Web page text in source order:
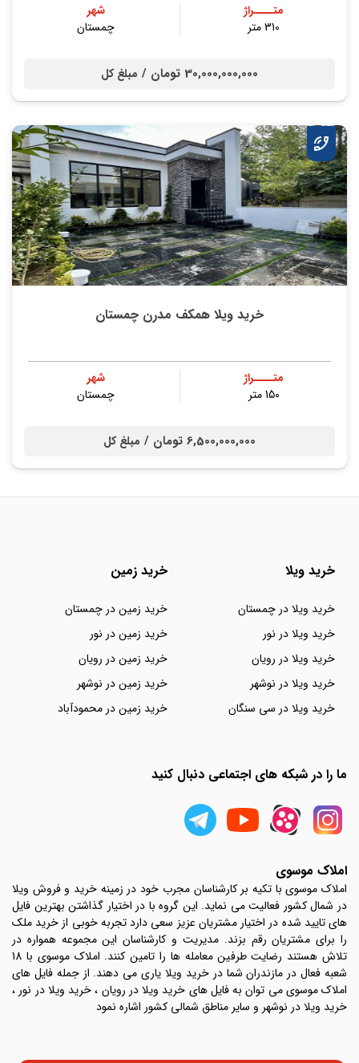
متــــراژ
310 متر
شهر
چمستان
30,000,000,000 تومان / مبلغ کل
خرید ویلا همکف مدرن چمستان
متــــراژ
150 متر
شهر
چمستان
6,500,000,000 تومان / مبلغ کل
خرید ویلا
خرید ویلا در چمستان
خرید ویلا در نور
خرید ویلا در رویان
خرید ویلا در نوشهر
خرید ویلا در سی سنگان
خرید زمین
خرید زمین در چمستان
خرید زمین در نور
خرید زمین در رویان
خرید زمین در نوشهر
خرید زمین در محمودآباد
ما را در شبکه های اجتماعی دنبال کنید
املاک موسوی
املاک موسوی با تکیه بر کارشناسان مجرب خود در زمینه خرید و فروش ویلا
در شمال کشور فعالیت می نماید. این گروه با در اختیار گذاشتن بهترین فایل
های تایید شده در اختیار مشتریان عزیز سعی دارد تجربه خوبی از خرید ملک
را برای مشتریان رقم بزند. مدیریت و کارشناسان این مجموعه همواره در
تلاش هستند رضایت طرفین معامله ها را تامین کنند. املاک موسوی با 18
شعبه فعال در مازندران شما در خرید ویلا یاری می دهند. از جمله فایل های
املاک موسوی می توان به فایل های خرید ویلا در رویان ، خرید ویلا در نور ،
خرید ویلا در نوشهر و سایر مناطق شمالی کشور اشاره نمود